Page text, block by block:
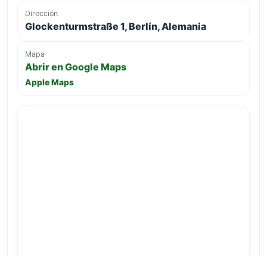
Dirección
Glockenturmstraße 1, Berlín, Alemania
Mapa
Abrir en Google Maps
Apple Maps